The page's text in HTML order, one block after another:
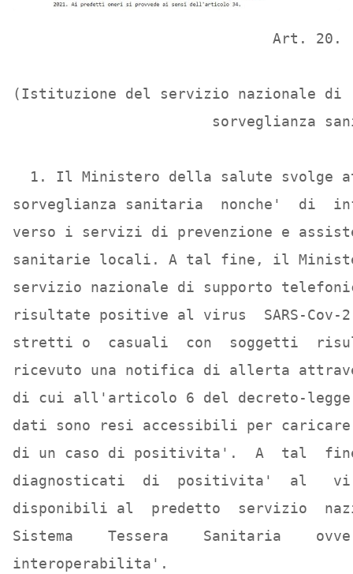
                              Art. 20.
(Istituzione del servizio nazionale
sorveglianza
1. Il Ministero della salute svolge
sorveglianza sanitaria  nonche'  di
verso i servizi di prevenzione e
sanitarie locali. A tal fine, il
servizio nazionale di supporto
risultate positive al virus  SARS-
stretti o  casuali  con  soggetti
ricevuto una notifica di allerta
di cui all'articolo 6 del decreto-
dati sono resi accessibili per
di un caso di positivita'.  A  tal
diagnosticati  di  positivita'  al
disponibili al  predetto  servizio
Sistema    Tessera    Sanitaria
interoperabilita'.